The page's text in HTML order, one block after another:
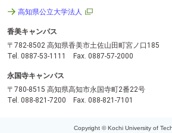
高知県公立大学法人
香美キャンパス
〒782-8502 高知県香美市土佐山田町宮ノ口185
Tel. 0887-53-1111 Fax. 0887-57-2000
永国寺キャンパス
〒780-8515 高知県高知市永国寺町2番22号
Tel. 088-821-7200 Fax. 088-821-7101
Copyright © Kochi University of